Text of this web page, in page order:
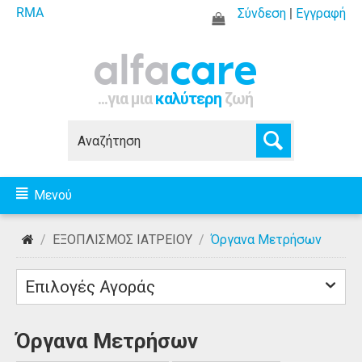
RMA Σύνδεση | Εγγραφή
...για μιακαλύτερηζωή
Μενού
/ ΕΞΟΠΛΙΣΜΟΣ ΙΑΤΡΕΙΟΥ / Όργανα Μετρήσων
Επιλογές Αγοράς
Όργανα Μετρήσων